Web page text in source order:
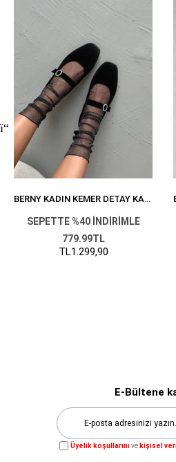
BERNY KADIN KEMER DETAY KADIFE BABET SIYAH
SEPETTE %40 İNDİRİMLE
779.99TL
TL1.299,90
E-Bültene
Üyelik koşullarınıve kişisel